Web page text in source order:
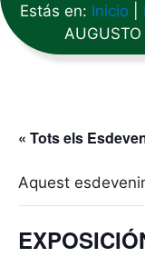
Estás en: Inicio
AUGUSTO
« Tots els
Aquest